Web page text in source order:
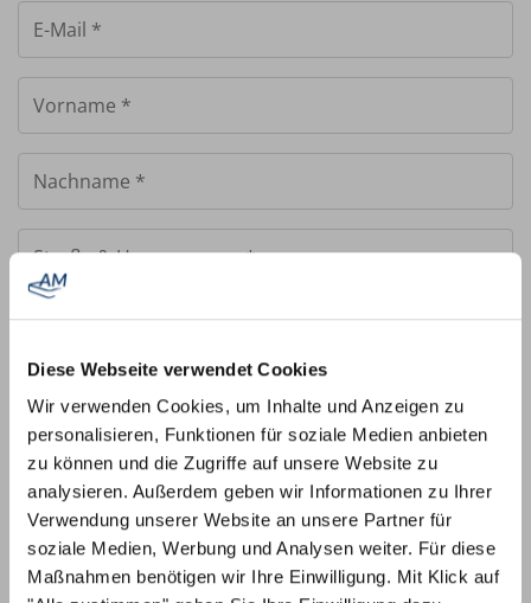
Diese Webseite verwendet Cookies
Wir verwenden Cookies, um Inhalte und Anzeigen zu
personalisieren, Funktionen für soziale Medien anbieten
zu können und die Zugriffe auf unsere Website zu
analysieren. Außerdem geben wir Informationen zu Ihrer
Verwendung unserer Website an unsere Partner für
soziale Medien, Werbung und Analysen weiter. Für diese
Maßnahmen benötigen wir Ihre Einwilligung. Mit Klick auf
Land*
Schweiz